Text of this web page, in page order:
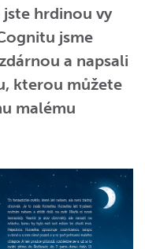
hrdinou vy
jsme
a napsali
kterou můžete
malému